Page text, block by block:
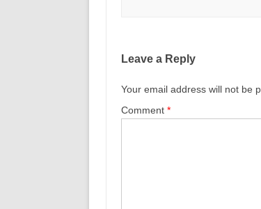
Leave a Reply
Your email address will not be
Comment *